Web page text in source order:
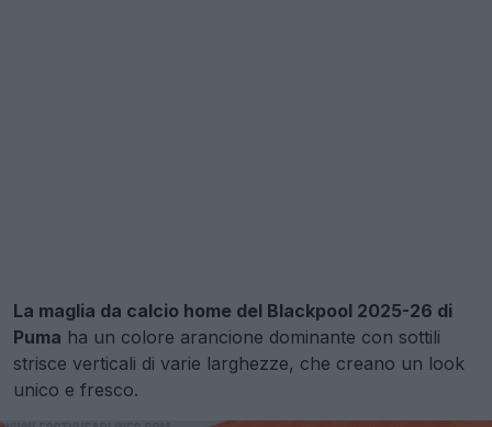
La maglia da calcio home del Blackpool 2025-26 di
Puma ha un colore arancione dominante con sottili
strisce verticali di varie larghezze, che creano un look
unico e fresco.